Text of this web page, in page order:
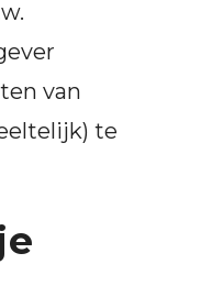
van
te